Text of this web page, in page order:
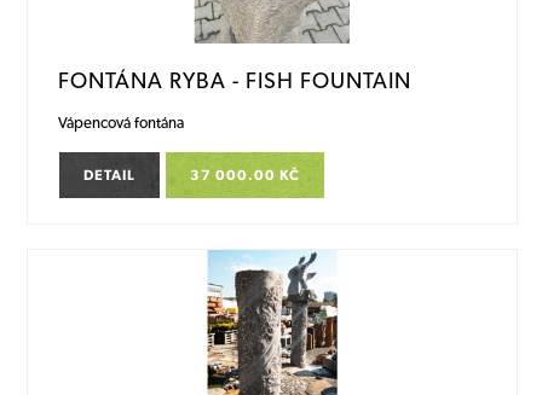
FONTÁNA RYBA - FISH FOUNTAIN
Vápencová fontána
DETAIL 37 000.00 KČ